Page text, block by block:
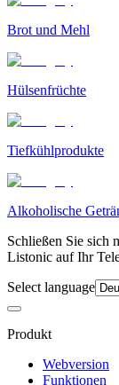
Brot und Mehl
Hülsenfrüchte
Tiefkühlprodukte
Alkoholische
Schließen Sie sich
Listonic auf Ihr
Select language
Produkt
Webversion
Funktionen